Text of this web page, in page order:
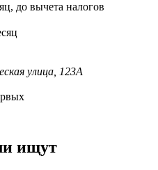
до вычета налогов
улица, 123А
ищут